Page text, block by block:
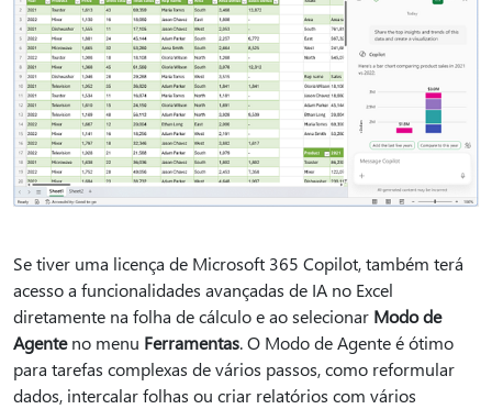
Se tiver uma licença de Microsoft 365 Copilot, também terá
acesso a funcionalidades avançadas de IA no Excel
diretamente na folha de cálculo e ao selecionar Modo de
Agenteno menu Ferramentas. O Modo de Agente é ótimo
para tarefas complexas de vários passos, como reformular
dados, intercalar folhas ou criar relatórios com vários